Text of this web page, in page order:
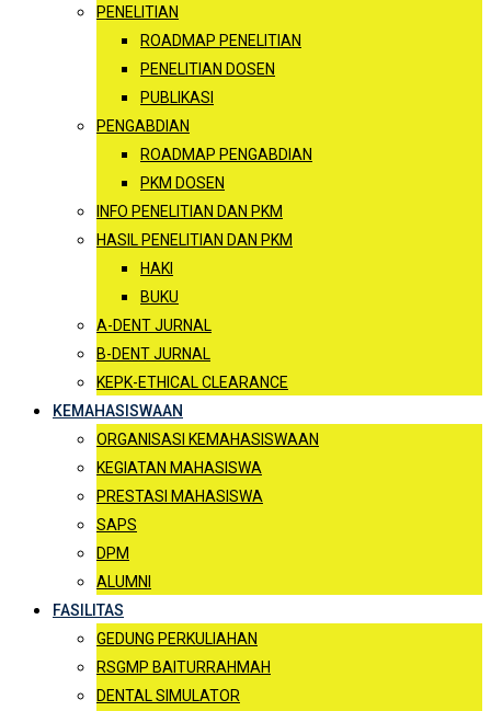
PENELITIAN
ROADMAP PENELITIAN
PENELITIAN DOSEN
PUBLIKASI
PENGABDIAN
ROADMAP PENGABDIAN
PKM DOSEN
INFO PENELITIAN DAN PKM
HASIL PENELITIAN DAN PKM
HAKI
BUKU
A-DENT JURNAL
B-DENT JURNAL
KEPK-ETHICAL CLEARANCE
KEMAHASISWAAN
ORGANISASI KEMAHASISWAAN
KEGIATAN MAHASISWA
PRESTASI MAHASISWA
SAPS
DPM
ALUMNI
FASILITAS
GEDUNG PERKULIAHAN
RSGMP BAITURRAHMAH
DENTAL SIMULATOR